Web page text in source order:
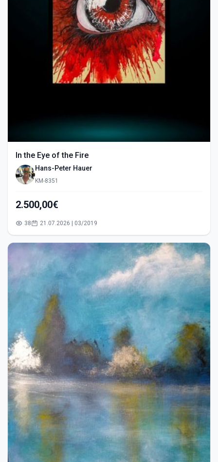
In the Eye of the Fire
Hans-Peter Hauer
KM-8351
2.500,00€
38 21.07.2026 | 03/2019